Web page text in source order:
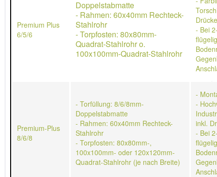
Premium Plus
6/5/6
Doppelstabmatte
- Rahmen: 60x40mm Rechteck-
Stahlrohr
- Torpfosten: 80x80mm-
Quadrat-Stahlrohr o.
100x100mm-Quadrat-Stahlrohr
- Bei
Premium-Plus
8/6/8
- Torfüllung: 8/6/8mm-
Doppelstabmatte
- Rahmen: 60x40mm Rechteck-
Stahlrohr
- Torpfosten: 80x80mm-,
100x100mm- oder 120x120mm-
Quadrat-Stahlrohr (je nach Breite)
-
-
inkl.
- Bei